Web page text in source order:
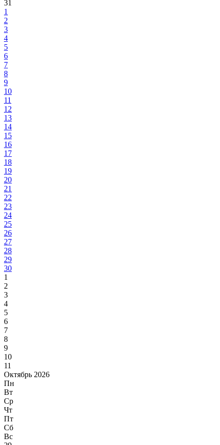
31
1
2
3
4
5
6
7
8
9
10
11
12
13
14
15
16
17
18
19
20
21
22
23
24
25
26
27
28
29
30
1
2
3
4
5
6
7
8
9
10
11
Октябрь 2026
Пн
Вт
Ср
Чт
Пт
Сб
Вс